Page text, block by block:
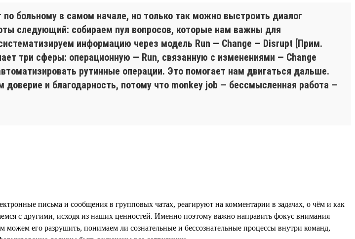
больному в самом начале, но только так можно выстроить диалог
следующий: собираем пул вопросов, которые нам важны для
информацию через модель Run — Change — Disrupt [Прим.
три сферы: операционную — Run, связанную с изменениями — Change
рутинные операции. Это помогает нам двигаться дальше.
и благодарность, потому что monkey job — бессмысленная работа —
письма и сообщения в групповых чатах, реагируют на комментарии в задачах, о чём и как
с другими, исходя из наших ценностей. Именно поэтому важно направить фокус внимания
его разрушить, понимаем ли сознательные и бессознательные процессы внутри команд,